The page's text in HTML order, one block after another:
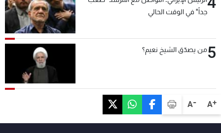
A+
A-
جداً" في الوقت الحالي
5من يصدّق الشيخ نعيم؟